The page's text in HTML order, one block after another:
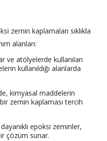
zemin kaplamaları sıklıkla
alanları:
ve atölyelerde kullanılan
kullanıldığı alanlarda
kimyasal maddelerin
zemin kaplaması tercih
epoksi zeminler,
çözüm sunar.